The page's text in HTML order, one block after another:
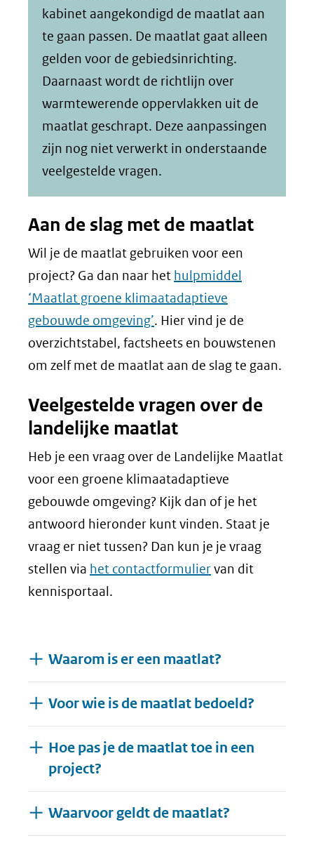
kabinet aangekondigd de maatlat aan
te gaan passen. De maatlat gaat alleen
gelden voor de gebiedsinrichting.
Daarnaast wordt de richtlijn over
warmtewerende oppervlakken uit de
maatlat geschrapt. Deze aanpassingen
zijn nog niet verwerkt in onderstaande
veelgestelde vragen.
Aan de slag met de maatlat
Wil je de maatlat gebruiken voor een
project? Ga dan naar het hulpmiddel
‘Maatlat groene klimaatadaptieve
gebouwde omgeving’. Hier vind je de
overzichtstabel, factsheets en bouwstenen
om zelf met de maatlat aan de slag te gaan.
Veelgestelde vragen over de
landelijke maatlat
Heb je een vraag over de Landelijke Maatlat
voor een groene klimaatadaptieve
gebouwde omgeving? Kijk dan of je het
antwoord hieronder kunt vinden. Staat je
vraag er niet tussen? Dan kun je je vraag
stellen via het contactformuliervan dit
kennisportaal.
Waarom is er een maatlat?
Voor wie is de maatlat bedoeld?
Hoe pas je de maatlat toe in een
project?
Waarvoor geldt de maatlat?